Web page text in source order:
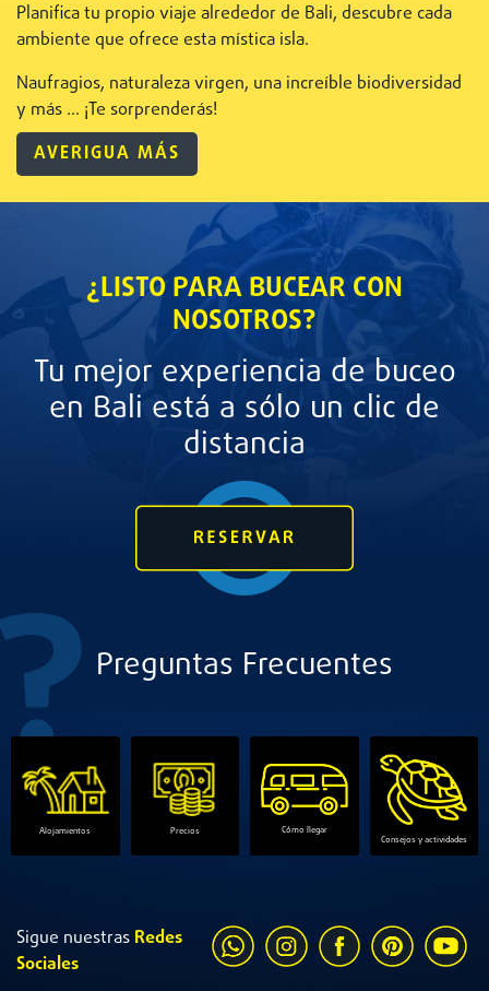
Planifica tu propio viaje alrededor de Bali, descubre cada
ambiente que ofrece esta mística isla.
Naufragios, naturaleza virgen, una increíble biodiversidad
y más ... ¡Te sorprenderás!
AVERIGUA MÁS
¿LISTO PARA BUCEAR CON
NOSOTROS?
Tu mejor experiencia de buceo
en Bali está a sólo un clic de
distancia
Preguntas Frecuentes
Alojamientos Precios Cómo llegar
Consejos y actividades
Sigue nuestras Redes
Sociales